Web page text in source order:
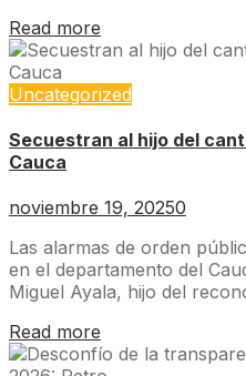
Read more
Uncategorized
Secuestran al hijo del
Cauca
noviembre 19, 20250
Las alarmas de orden
en el departamento del
Miguel Ayala, hijo del
Read more